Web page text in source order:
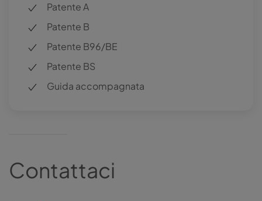
Patente A
Patente B
Patente B96/BE
Patente BS
Guida accompagnata
Contattaci